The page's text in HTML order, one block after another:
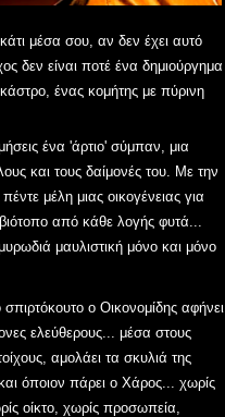
μέσα σου, αν δεν έχει αυτό
δεν είναι ποτέ ένα δημιούργημα
ένας κομήτης με πύρινη
ένα 'άρτιο' σύμπαν, μια
και τους δαίμονές του. Με την
μέλη μιας οικογένειας για
από κάθε λογής φυτά...
μαυλιστική μόνο και μόνο
ο Οικονομίδης αφήνει
ελεύθερους... μέσα στους
αμολάει τα σκυλιά της
όποιον πάρει ο Χάρος... χωρίς
οίκτο, χωρίς προσωπεία,